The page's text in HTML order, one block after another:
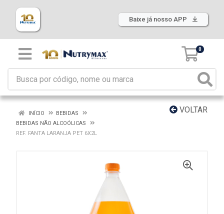
Baixe já nosso APP
0
VOLTAR
INÍCIO
BEBIDAS
BEBIDAS NÃO ALCOÓLICAS
REF. FANTA LARANJA PET 6X2L